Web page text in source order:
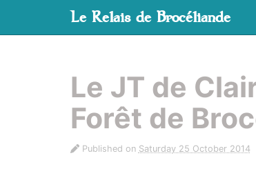
Le Relais de Brocéliande
Le JT de
Forêt de
Published on Saturday 25 October 2014
Cookies management panel